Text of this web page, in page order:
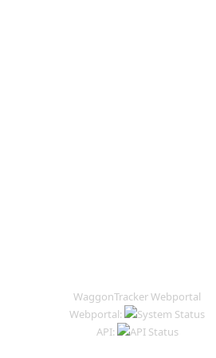
WaggonTracker Webportal
Webportal:
API: